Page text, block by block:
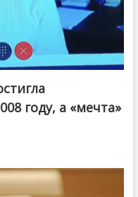
году, а «мечта»